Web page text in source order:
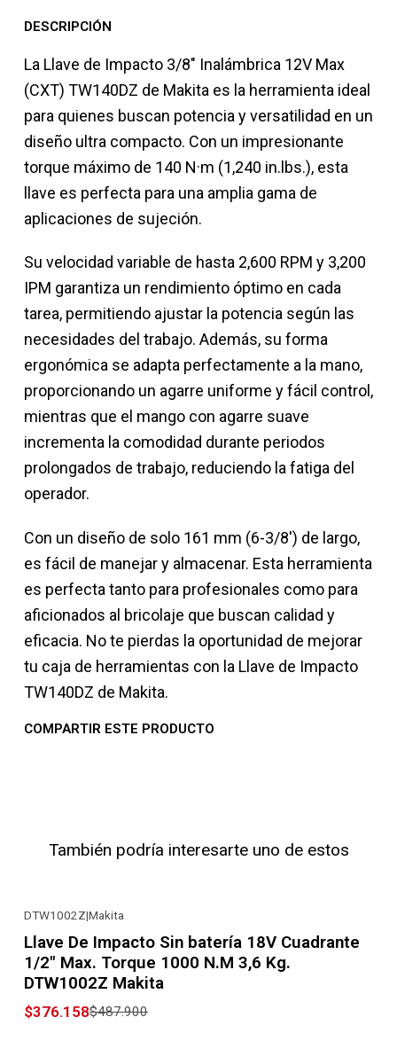
DESCRIPCIÓN
La Llave de Impacto 3/8" Inalámbrica 12V Max
(CXT) TW140DZ de Makita es la herramienta ideal
para quienes buscan potencia y versatilidad en un
diseño ultra compacto. Con un impresionante
torque máximo de 140 N·m (1,240 in.lbs.), esta
llave es perfecta para una amplia gama de
aplicaciones de sujeción.
Su velocidad variable de hasta 2,600 RPM y 3,200
IPM garantiza un rendimiento óptimo en cada
tarea, permitiendo ajustar la potencia según las
necesidades del trabajo. Además, su forma
ergonómica se adapta perfectamente a la mano,
proporcionando un agarre uniforme y fácil control,
mientras que el mango con agarre suave
incrementa la comodidad durante periodos
prolongados de trabajo, reduciendo la fatiga del
operador.
Con un diseño de solo 161 mm (6-3/8') de largo,
es fácil de manejar y almacenar. Esta herramienta
es perfecta tanto para profesionales como para
aficionados al bricolaje que buscan calidad y
eficacia. No te pierdas la oportunidad de mejorar
tu caja de herramientas con la Llave de Impacto
TW140DZ de Makita.
COMPARTIR ESTE PRODUCTO
También podría interesarte uno de estos
DTW1002Z|Makita
Llave De Impacto Sin batería 18V Cuadrante
1/2" Max. Torque 1000 N.M 3,6 Kg.
DTW1002Z Makita
$376.158$487.900